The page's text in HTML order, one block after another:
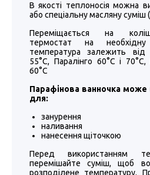
В якості теплоносія можна
або спеціальну масляну суміш
Переміщається на
термостат на
температура залежить від
55°C, Паралінго 60°C і
60°C
Парафінова ванночка може
для:
занурення
наливання
нанесення щіточкою
Перед використанням
перемішайте суміш, щоб
розподілене температуру.